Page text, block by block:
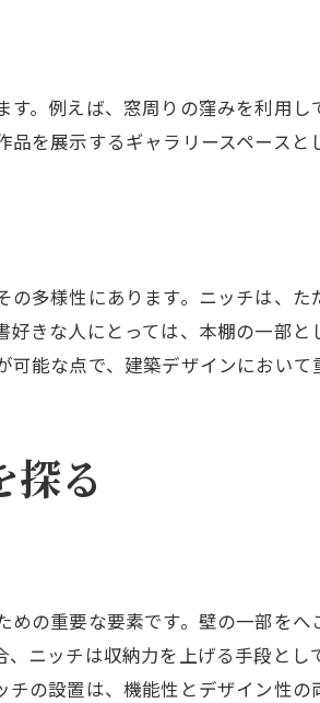
実際のニッチ壁施工例を紹介
ニッチ壁施工での工夫とポイント
ニッチ壁を取り入れた建築デザ
ニッチ棚が空間に与える影響
ニッチ棚が建築空間にもたらす
ニッチ棚で空間を美しく見せる工
実例から見るニッチを活かした
ニッチが建築にもたらす具体的効
。例えば、窓周りの窪みを利用
を展示するギャラリースペース
多様性にあります。ニッチは、
きな人にとっては、本棚の一部
能な点で、建築デザインにおいて
探る
の重要な要素です。壁の一部を
ニッチは収納力を上げる手段と
の設置は、機能性とデザイン性